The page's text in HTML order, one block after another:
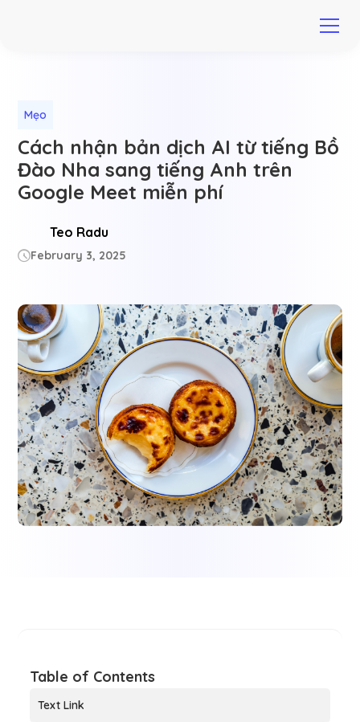
Mẹo
Cách nhận bản dịch AI từ tiếng Bồ
Đào Nha sang tiếng Anh trên
Google Meet miễn phí
Teo Radu
February 3, 2025
Table of Contents
Text Link